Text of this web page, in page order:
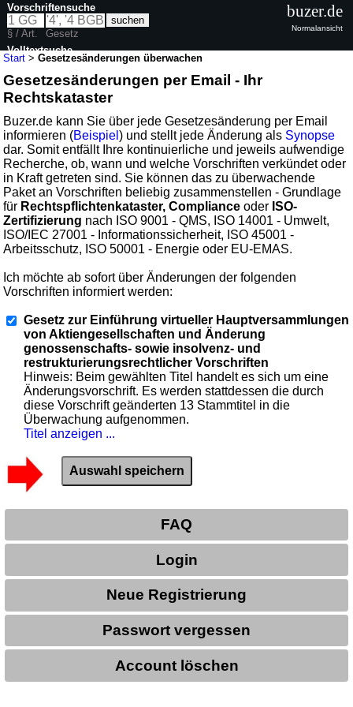
Start >Gesetzesänderungen überwachen
Gesetzesänderungen per Email - Ihr
Rechtskataster
Buzer.de kann Sie über jede Gesetzesänderung per Email
informieren (Beispiel) und stellt jede Änderung als Synopse
dar. Somit entfällt Ihre kontinuierliche und jeweils aufwendige
Recherche, ob, wann und welche Vorschriften verkündet oder
in Kraft getreten sind. Sie können das zu überwachende
Paket an Vorschriften beliebig zusammenstellen - Grundlage
für Rechtspflichtenkataster, Compliance oder ISO-
Zertifizierung nach ISO 9001 - QMS, ISO 14001 - Umwelt,
ISO/IEC 27001 - Informationssicherheit, ISO 45001 -
Arbeitsschutz, ISO 50001 - Energie oder EU-EMAS.
Ich möchte ab sofort über Änderungen der folgenden
Vorschriften informiert werden:
Gesetz zur Einführung virtueller Hauptversammlungen
von Aktiengesellschaften und Änderung
genossenschafts- sowie insolvenz- und
restrukturierungsrechtlicher Vorschriften
Hinweis: Beim gewählten Titel handelt es sich um eine
Änderungsvorschrift. Es werden stattdessen die durch
diese Vorschrift geänderten 13 Stammtitel in die
Überwachung aufgenommen.
Titel anzeigen ...
FAQ
Login
Neue Registrierung
Passwort vergessen
Account löschen
Vorschriftensuche
§ / Art.
Gesetz
Volltextsuche
buzer.de
Normalansicht